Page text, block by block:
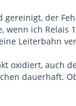
gereinigt, der
wenn ich Relais
Leiterbahn
oxidiert, auch
dauerhaft.